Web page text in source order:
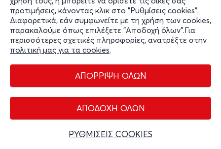
προτιμήσεις, κάνοντας κλικ στο "Ρυθμίσεις cookies".
Διαφορετικά, εάν συμφωνείτε με τη χρήση των cookies,
παρακαλούμε όπως επιλέξετε "Αποδοχή όλων".Για
περισσότερες σχετικές πληροφορίες, ανατρέξτε στην
πολιτική μας για τα cookies.
ΑΠΟΡΡΙΨΗ ΟΛΩΝ
ΑΠΟΔΟΧΗ ΟΛΩΝ
ΡΥΘΜΙΣΕΙΣ COOKIES
Διαχείριση cookies
Όροι Χρήσης
Copyright © 2026 - Olympiacos.org